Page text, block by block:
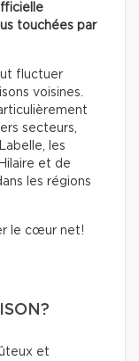
touchées par
fluctuer
voisines.
secteurs,
les
et de
les régions
le cœur net!
et